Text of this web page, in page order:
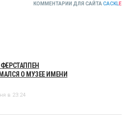
КОММЕНТАРИИ ДЛЯ САЙТА CACKLE
О МУЗЕЕ ИМЕНИ
в 23:24